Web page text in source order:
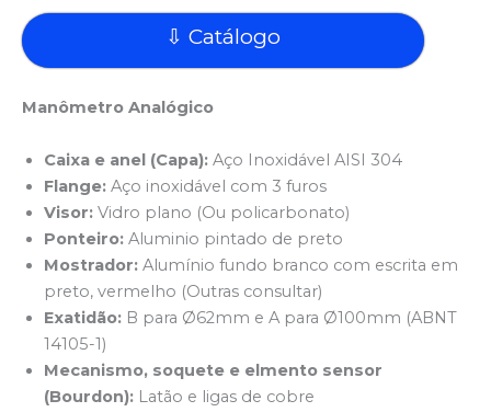
⇩ Catálogo
Manômetro Analógico
Caixa e anel (Capa): Aço Inoxidável AISI 304
Flange: Aço inoxidável com 3 furos
Visor: Vidro plano (Ou policarbonato)
Ponteiro: Aluminio pintado de preto
Mostrador: Alumínio fundo branco com escrita em
preto, vermelho (Outras consultar)
Exatidão: B para Ø62mm e A para Ø100mm (ABNT
14105-1)
Mecanismo, soquete e elmento sensor
(Bourdon): Latão e ligas de cobre